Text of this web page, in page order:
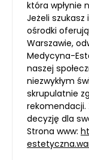
która wpłynie
Jeżeli
ośrodki
Warszawie,
Medycyna-
naszej
niezwykłym
skrupulatnie
rekomendacji.
decyzję dla
Strona www: